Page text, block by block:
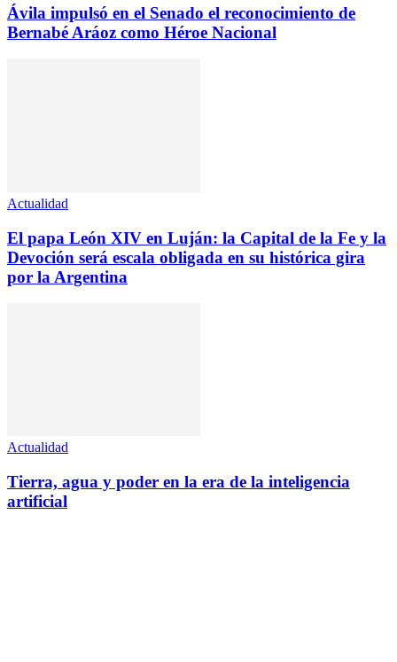
Ávila impulsó en el Senado el reconocimiento de
Bernabé Aráoz como Héroe Nacional
Actualidad
El papa León XIV en Luján: la Capital de la Fe y la
Devoción será escala obligada en su histórica gira
por la Argentina
Actualidad
Tierra, agua y poder en la era de la inteligencia
artificial